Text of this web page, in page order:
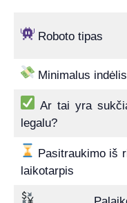
Roboto tipas
Minimalus indėlis
Ar tai yra sukčiai, ar
legalu?
laikotarpis